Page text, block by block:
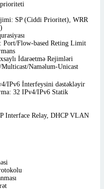
prioriteti
SP (Ciddi Prioritet), WRR
Port/Flow-based Reting Limit
İdarəetmə Rejimləri
Multicast/Naməlum-Unicast
IPv6 İnterfeysini dəstəkləyir
32 IPv4/IPv6 Statik
Interface Relay, DHCP VLAN